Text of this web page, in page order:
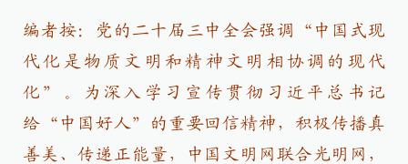
编者按：党的二十届三中全会强调“中国式现
代化是物质文明和精神文明相协调的现代
化”。为深入学习宣传贯彻习近平总书记
给“中国好人”的重要回信精神，积极传播真
善美、传递正能量，中国文明网联合光明网，